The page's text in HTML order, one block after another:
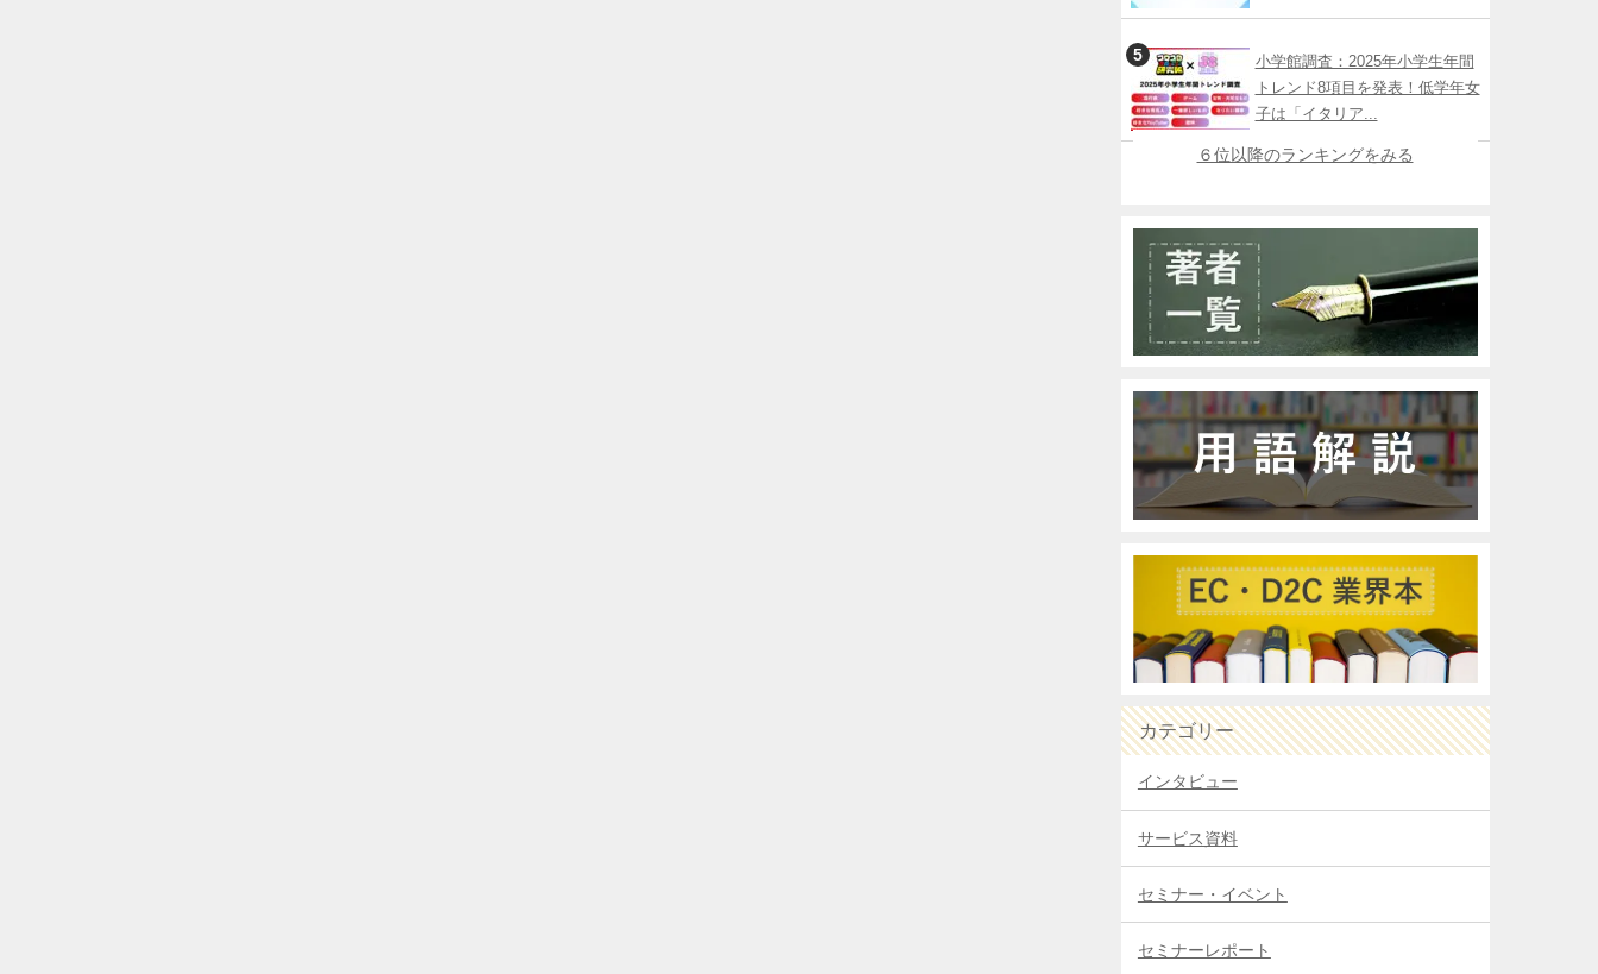
小学館調査：2025年小学生年間
トレンド8項目を発表！低学年女
子は「イタリア...
６位以降のランキングをみる
カテゴリー
インタビュー
サービス資料
セミナー・イベント
セミナーレポート